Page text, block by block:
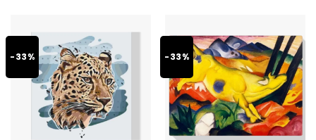
-33% -33%